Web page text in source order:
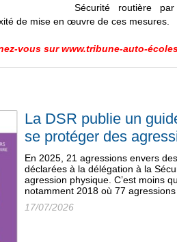
Sécurité routière
de mise en œuvre de ces mesures.
vous sur www.tribune-auto-
La DSR publie un
se protéger des
En 2025, 21 agressions envers
déclarées à la délégation à la
agression physique. C’est moins
notamment 2018 où 77
17/07/2026